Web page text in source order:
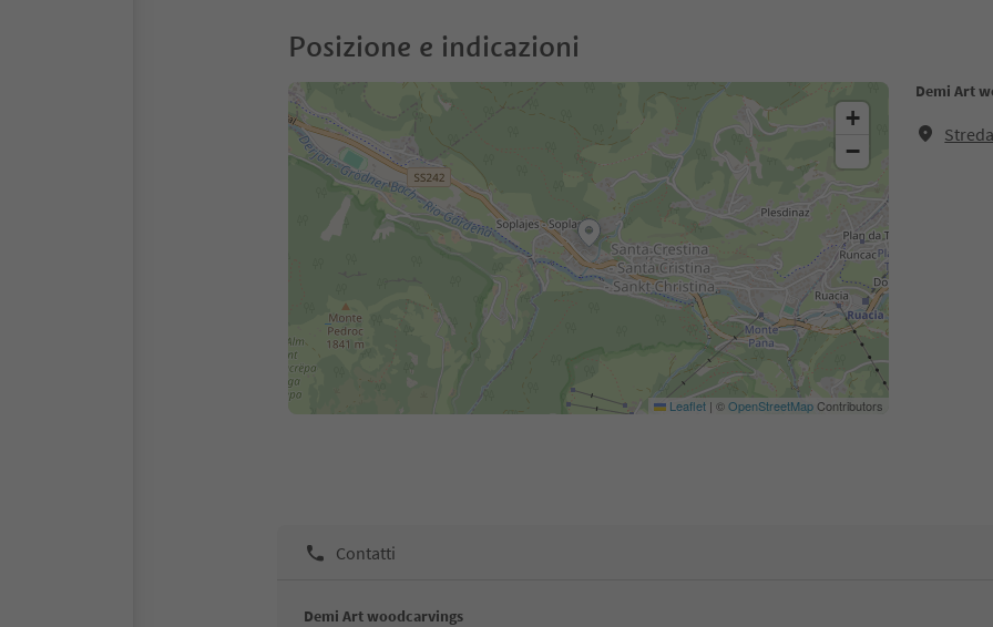
Posizione e indicazioni
Demi Art
+
−
Leaflet | ©OpenStreetMapContributors
Contatti
Demi Art woodcarvings